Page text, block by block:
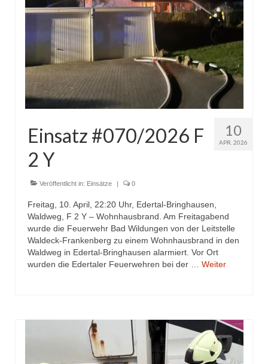
10
APR. 2026
Einsatz #070/2026 F
2 Y
Veröffentlicht in: Einsätze | 0
Freitag, 10. April, 22:20 Uhr, Edertal-Bringhausen,
Waldweg, F 2 Y – Wohnhausbrand. Am Freitagabend
wurde die Feuerwehr Bad Wildungen von der Leitstelle
Waldeck-Frankenberg zu einem Wohnhausbrand in den
Waldweg in Edertal-Bringhausen alarmiert. Vor Ort
wurden die Edertaler Feuerwehren bei der … Weiter